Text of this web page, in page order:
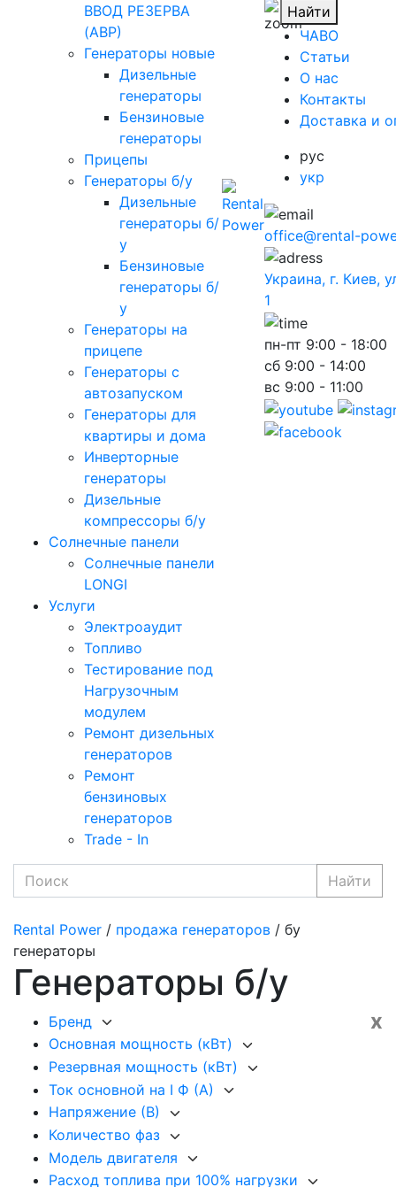
ВВОД РЕЗЕРВА
(АВР)
Генераторы новые
Дизельные
генераторы
Бензиновые
генераторы
Прицепы
Генераторы б/у
Дизельные
генераторы б/
у
Бензиновые
генераторы б/
у
Генераторы на
прицепе
Генераторы с
автозапуском
Генераторы для
квартиры и дома
Инверторные
генераторы
Дизельные
компрессоры б/у
Солнечные панели
Солнечные панели
LONGI
Услуги
Электроаудит
Топливо
Тестирование под
Нагрузочным
модулем
Ремонт дизельных
генераторов
Ремонт
бензиновых
генераторов
Trade - In
Найти
ЧАВО
Cтатьи
O нас
Контакты
Доставка и
рус
укр
office@rental-
Украина, г. Киев,
1
пн-пт 9:00 - 18:00
сб 9:00 - 14:00
вс 9:00 - 11:00
Найти
Rental Power / продажа генераторов / бу
генераторы
Генераторы б/у
x
Бренд
Основная мощность (кВт)
Резервная мощность (кВт)
Ток основной на I Ф (А)
Напряжение (В)
Количество фаз
Модель двигателя
Расход топлива при 100% нагрузки